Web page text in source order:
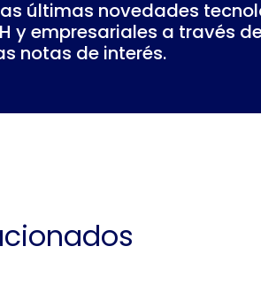
últimas novedades
y empresariales a través
notas de interés.